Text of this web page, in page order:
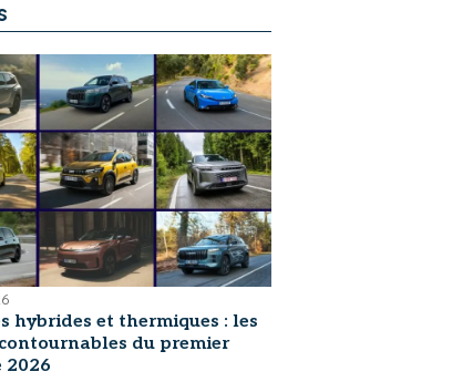
hybrides et thermiques : les
du premier
2026